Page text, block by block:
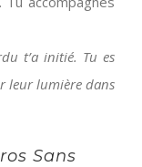
t’a initié. Tu es
leur lumière dans
Sans